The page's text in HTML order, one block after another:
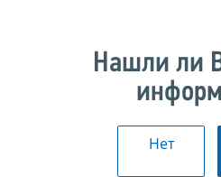
Нашли ли
Нет